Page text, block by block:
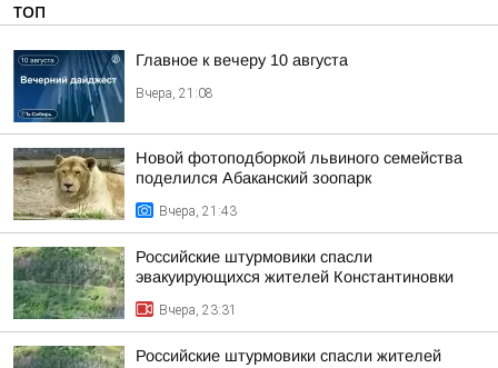
ТОП
Главное к вечеру 10 августа
Вчера, 21:08
Новой фотоподборкой львиного семейства
поделился Абаканский зоопарк
Вчера, 21:43
Российские штурмовики спасли
эвакуирующихся жителей Константиновки
Вчера, 23:31
Российские штурмовики спасли жителей